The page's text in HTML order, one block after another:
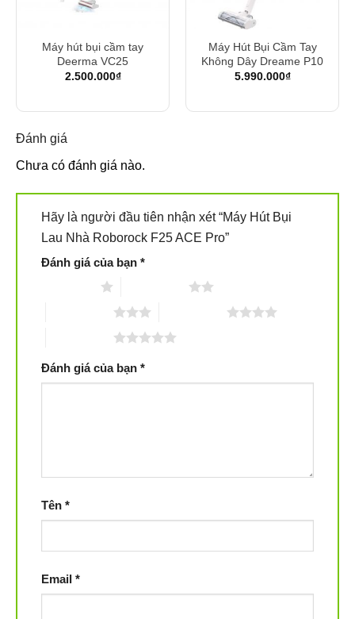
Máy hút bụi cầm tay
Deerma VC25
2.500.000₫
Máy Hút Bụi Cầm Tay
Không Dây Dreame P10
5.990.000₫
Đánh giá
Chưa có đánh giá nào.
Hãy là người đầu tiên nhận xét “Máy Hút Bụi
Lau Nhà Roborock F25 ACE Pro”
Đánh giá của bạn *
Đánh giá của bạn *
Tên *
Email *